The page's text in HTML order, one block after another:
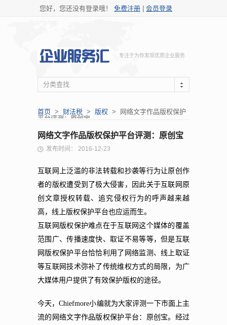
您好，您还没有登录哦！ 免费注册 会员登录
专注于为你发现优质企业服务
分类查找
首页 > 财法税 > 版权 > 网络文字作品版权保护
平台评测：原创宝
网络文字作品版权保护平台评测：原创宝
发布时间： 2016-12-23
互联网上泛滥的非法转载和抄袭等行为让原创作
者的版权遭受到了极大侵害，因此关于互联网原
创文章授权转载、追究侵权行为的呼声越来越
高，线上版权保护平台也应运而生。
互联网版权保护难点在于互联网这个媒体的覆盖
范围广、传播速度快、取证不易等等，但是互联
网版权保护平台恰恰利用了网络监测、线上取证
等互联网技术弥补了传统维权方式的局限，为广
大媒体用户提供了有效保护版权的途径。
今天，Chiefmore小编就为大家评测一下市面上主
流的网络文字作品版权保护平台：原创宝。 经过